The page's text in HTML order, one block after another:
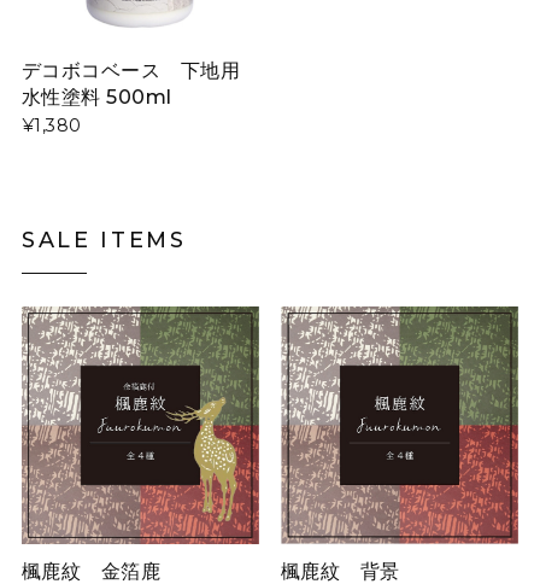
デコボコベース 下地用
水性塗料 500ml
¥1,380
SALE ITEMS
楓鹿紋 金箔鹿 楓鹿紋 背景